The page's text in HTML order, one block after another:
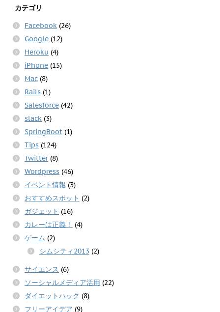
カテゴリ
Facebook (26)
Google (12)
Heroku (4)
iPhone (15)
Mac (8)
Rails (1)
Salesforce (42)
slack (3)
SpringBoot (1)
Tips (124)
Twitter(8)
Wordpress (46)
イベント情報 (3)
おすすめスポット (2)
ガジェット (16)
カレーは正義！
(4)
ゲーム (2)
シムシティ2013 (2)
サイエンス (6)
ソーシャルメディア活用 (22)
ダイエットハック (8)
フリーアイデア (9)